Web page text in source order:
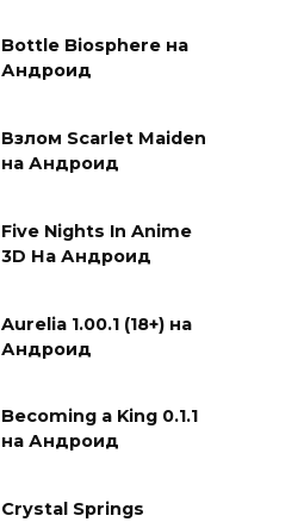
Bottle Biosphere на
Андроид
Взлом Scarlet Maiden
на Андроид
Five Nights In Anime
3D На Андроид
Aurelia 1.00.1 (18+) на
Андроид
Becoming a King 0.1.1
на Андроид
Crystal Springs